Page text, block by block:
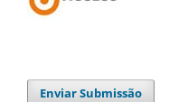
Enviar Submissão